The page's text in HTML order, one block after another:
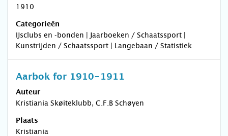
1910
Categorieën
IJsclubs en -bonden | Jaarboeken / Schaatssport |
Kunstrijden / Schaatssport | Langebaan / Statistiek
Aarbok for 1910-1911
Auteur
Kristiania Skøiteklubb, C.F.B Schøyen
Plaats
Kristiania